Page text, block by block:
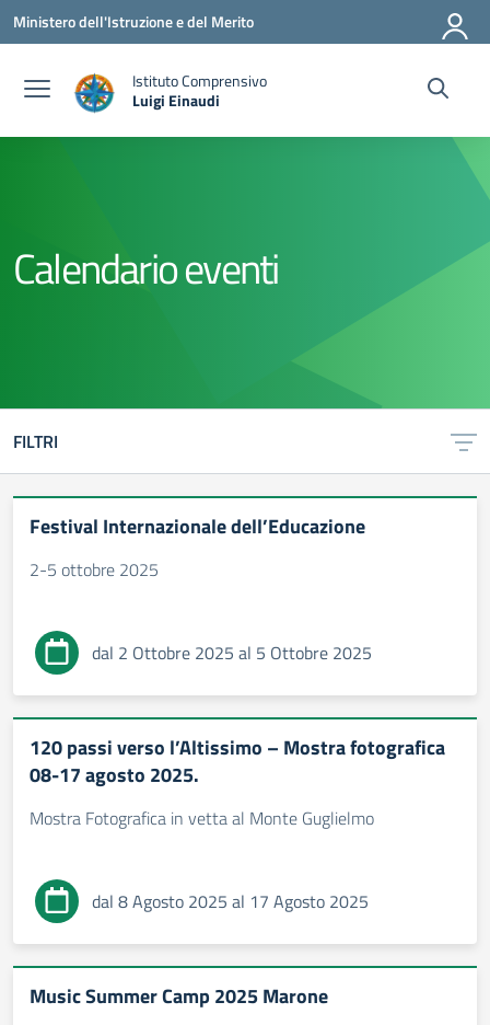
Vai ai contenuti
Vai al menu di navigazione
Vai al footer
Ministero dell'Istruzione e del Merito
Istituto Comprensivo
Luigi Einaudi
— Visita la pagina iniziale della scuola
Calendario eventi
FILTRI
Festival Internazionale dell’Educazione
2-5 ottobre 2025
dal 2 Ottobre 2025 al 5 Ottobre 2025
120 passi verso l’Altissimo – Mostra fotografica
08-17 agosto 2025.
Mostra Fotografica in vetta al Monte Guglielmo
dal 8 Agosto 2025 al 17 Agosto 2025
Music Summer Camp 2025 Marone